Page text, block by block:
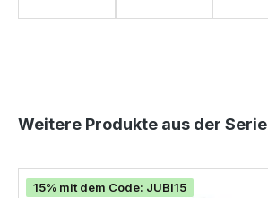
Produktgalerie überspringen
Weitere Produkte aus der Serie
15% mit dem Code: JUBI15